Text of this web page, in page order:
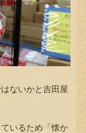
ないかと吉田屋
いるため「懐か